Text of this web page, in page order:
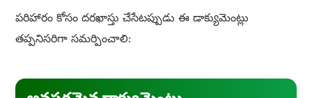
పరిహారం కోసం దరఖాస్తు చేసేటప్పుడు ఈ డాక్యుమెంట్లు
తప్పనిసరిగా సమర్పించాలి: